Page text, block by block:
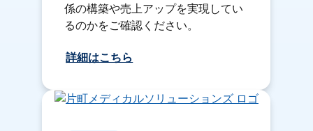
係の構築や売上アップを実現してい
るのかをご確認ください。
詳細はこちら